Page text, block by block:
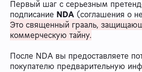
Первый шаг с серьезным
подписание NDA (соглашения о
Это священный грааль,
коммерческую тайну.
После NDA вы предоставляете
покупателю предварительную